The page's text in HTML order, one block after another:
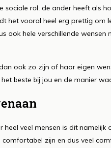
sociale rol, de ander heeft als
het vooral heel erg prettig om
ook hele verschillende
ook zo zijn of haar eigen
beste bij jou en de manier
veel mensen is dit
zijn en dus veel